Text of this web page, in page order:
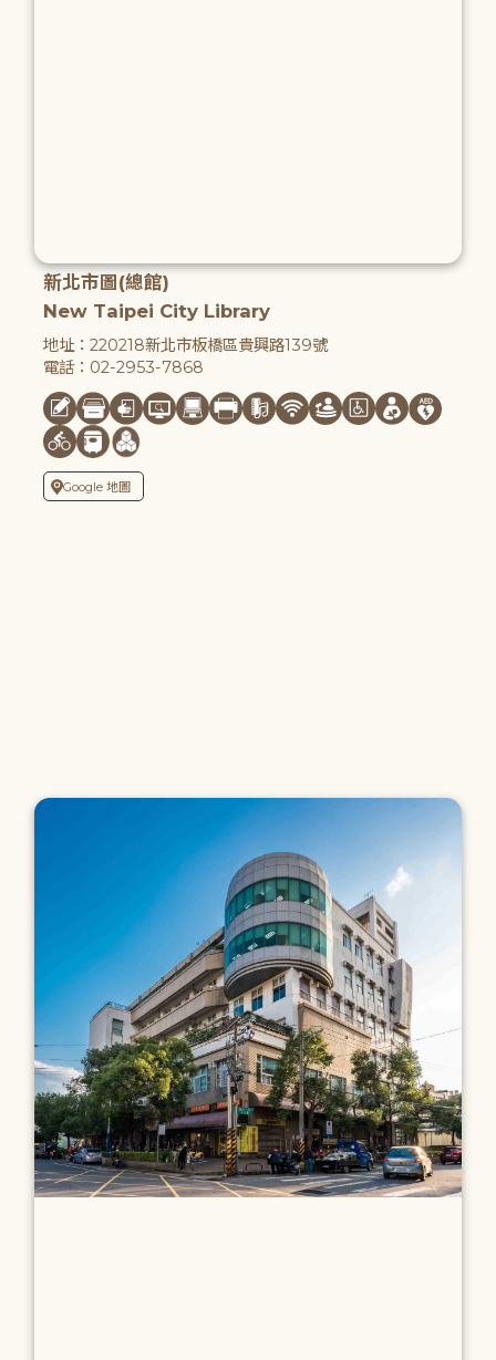
新北市圖(總館)
New Taipei City Library
地址：220218新北市板橋區貴興路139號
電話：02-2953-7868
Google 地圖